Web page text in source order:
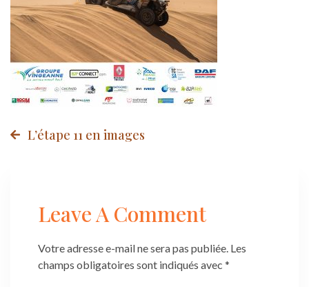
Post
L’étape 11 en images
Leave A Comment
Votre adresse e-mail ne sera pas publiée. Les
champs obligatoires sont indiqués avec *